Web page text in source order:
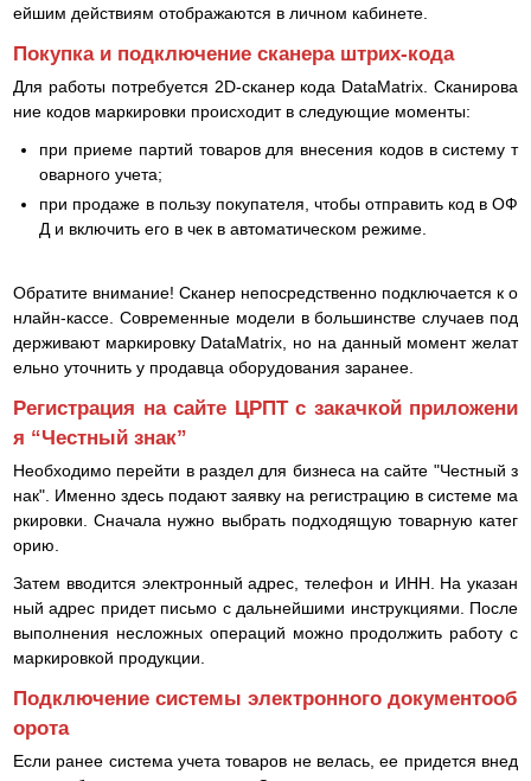
ейшим действиям отображаются в личном кабинете.
Покупка и подключение сканера штрих-кода
Для работы потребуется 2D-сканер кода DataMatrix. Сканирова
ние кодов маркировки происходит в следующие моменты:
при приеме партий товаров для внесения кодов в систему т
оварного учета;
при продаже в пользу покупателя, чтобы отправить код в ОФ
Д и включить его в чек в автоматическом режиме.
Обратите внимание! Сканер непосредственно подключается к о
нлайн-кассе. Современные модели в большинстве случаев под
держивают маркировку DataMatrix, но на данный момент желат
ельно уточнить у продавца оборудования заранее.
Регистрация на сайте ЦРПТ с закачкой приложени
я “Честный знак”
Необходимо перейти в раздел для бизнеса на сайте "Честный з
нак". Именно здесь подают заявку на регистрацию в системе ма
ркировки. Сначала нужно выбрать подходящую товарную катег
орию.
Затем вводится электронный адрес, телефон и ИНН. На указан
ный адрес придет письмо с дальнейшими инструкциями. После
выполнения несложных операций можно продолжить работу с
маркировкой продукции.
Подключение системы электронного документооб
орота
Если ранее система учета товаров не велась, ее придется внед